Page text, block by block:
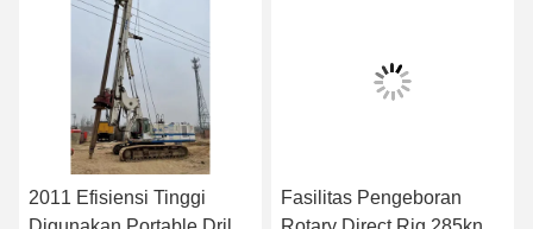
2011 Efisiensi Tinggi
Fasilitas Pengeboran